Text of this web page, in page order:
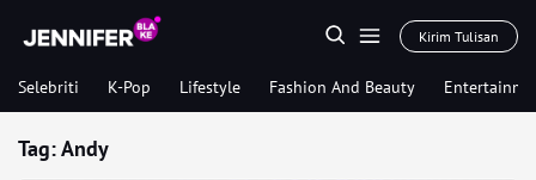
Kirim Tulisan
Selebriti K-Pop Lifestyle Fashion And Beauty
Tag:Andy